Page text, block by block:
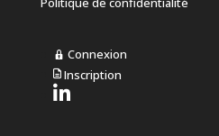
Connexion
Inscription
L